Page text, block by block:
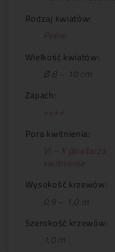
Rodzaj kwiatów:
Pełne
Wielkość kwiatów:
Ø 8 – 10 cm
Zapach:
++++
Pora kwitnienia:
VI – X powtarza
kwitnienie
Wysokość krzewów:
0,9 – 1,0 m
Szerokość krzewów:
1,0 m